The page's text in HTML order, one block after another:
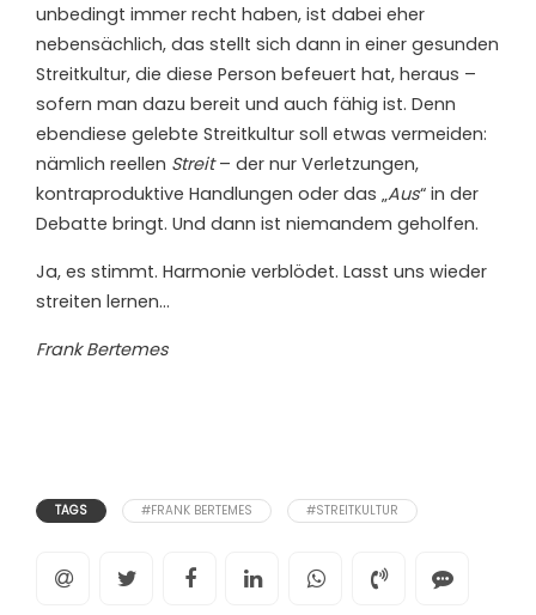
unbedingt immer recht haben, ist dabei eher
nebensächlich, das stellt sich dann in einer gesunden
Streitkultur, die diese Person befeuert hat, heraus –
sofern man dazu bereit und auch fähig ist. Denn
ebendiese gelebte Streitkultur soll etwas vermeiden:
nämlich reellen Streit– der nur Verletzungen,
kontraproduktive Handlungen oder das „Aus“ in der
Debatte bringt. Und dann ist niemandem geholfen.
Ja, es stimmt. Harmonie verblödet. Lasst uns wieder
streiten lernen…
Frank Bertemes
TAGS #FRANK BERTEMES #STREITKULTUR